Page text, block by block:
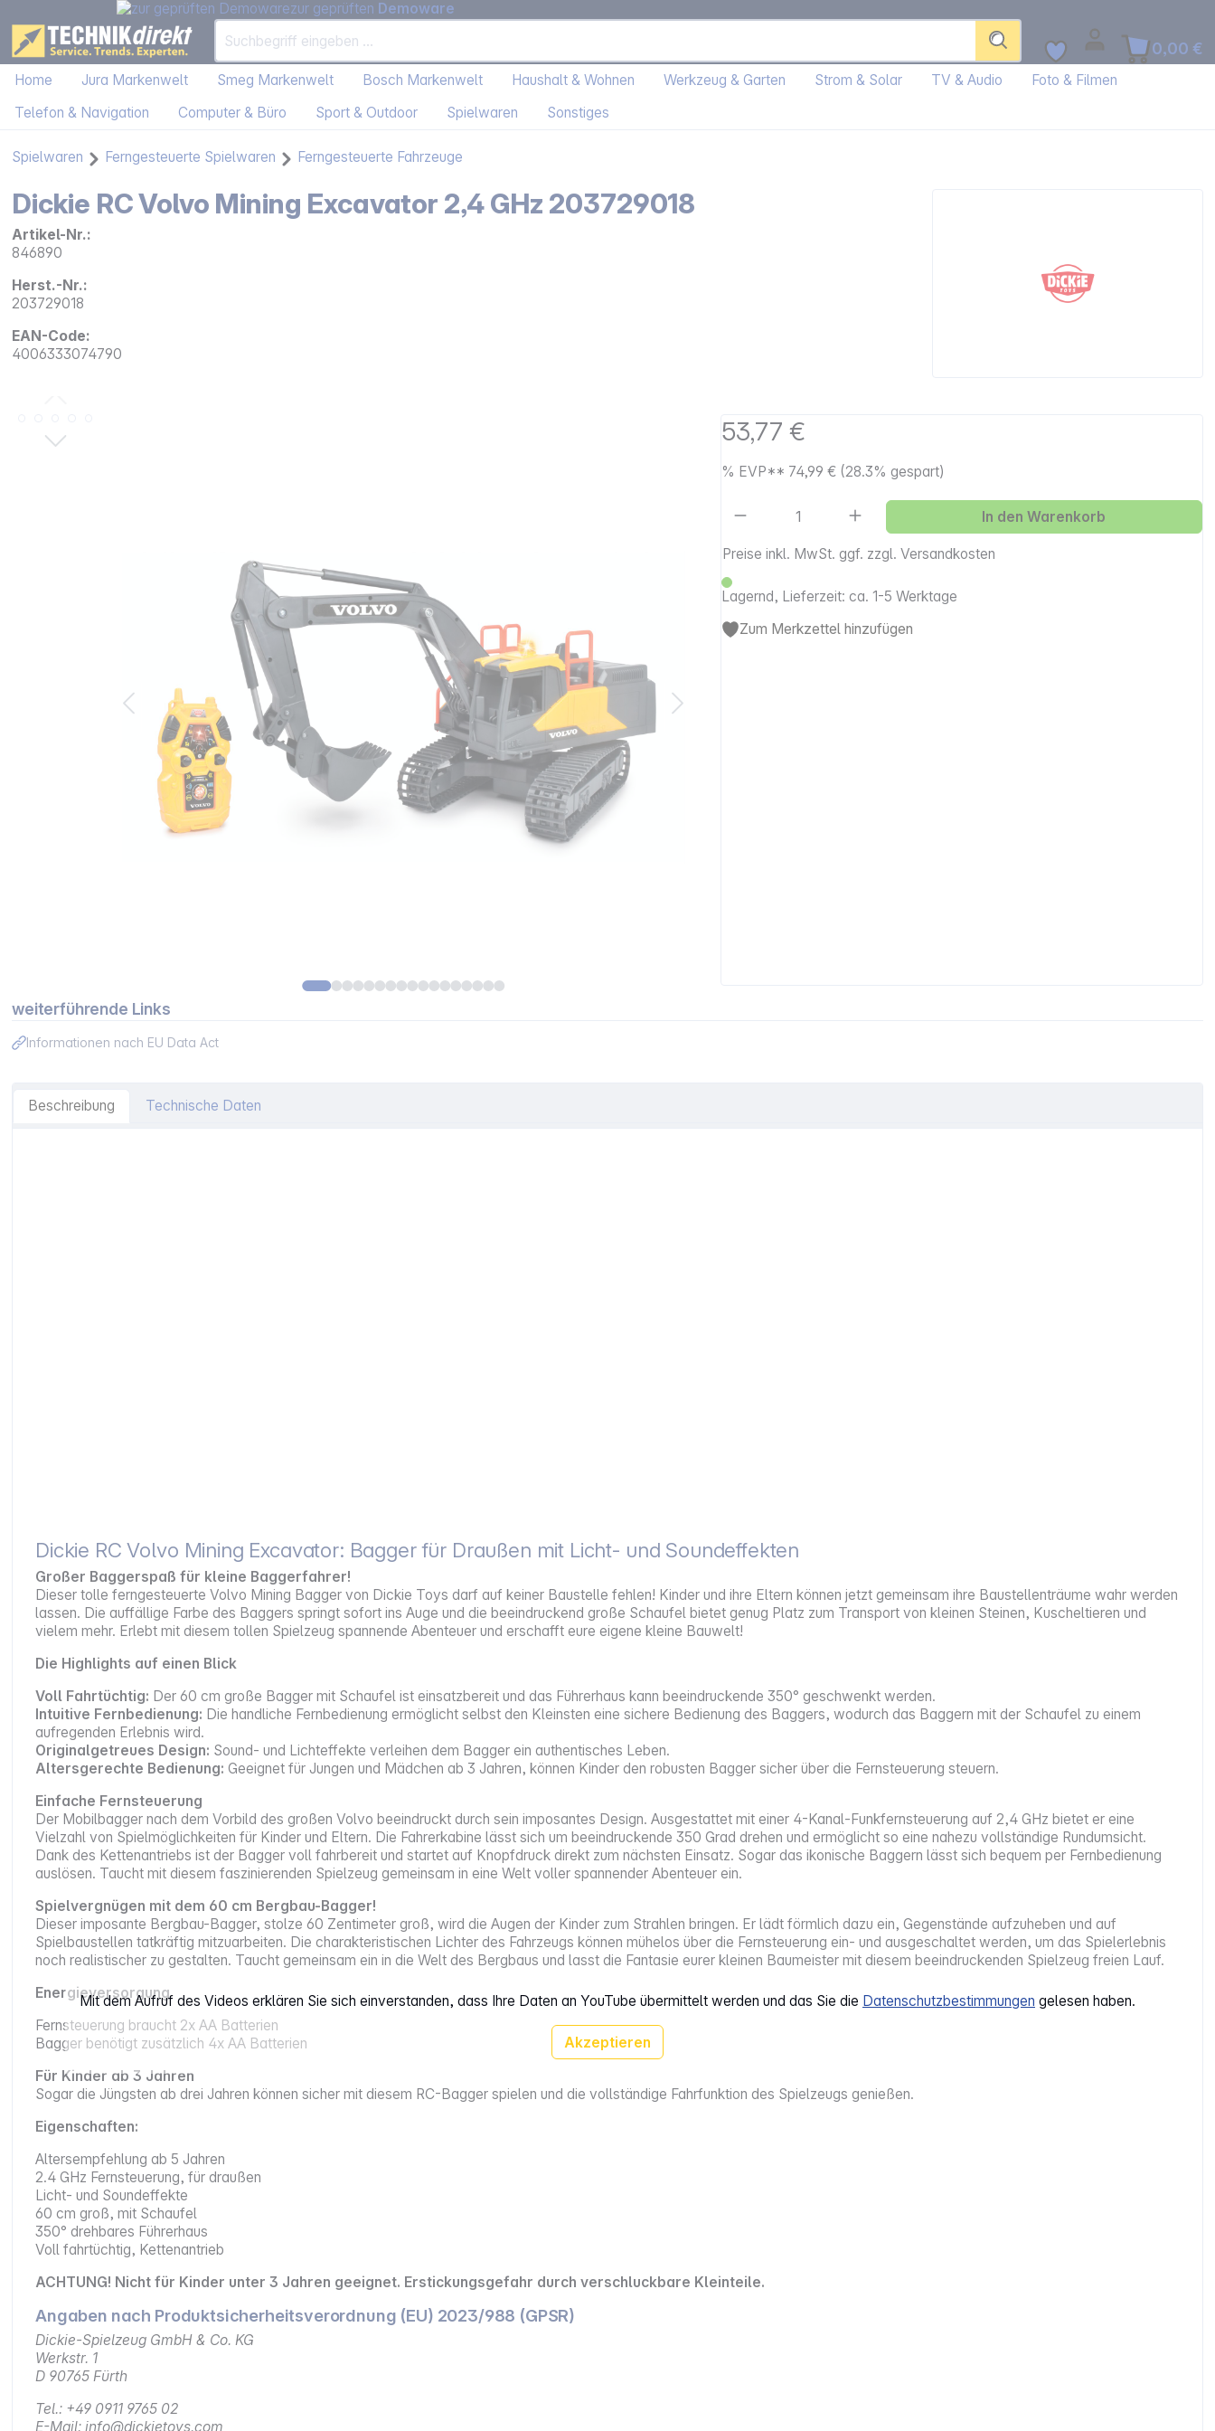
zur geprüften Demoware
0,00 €
Home Jura Markenwelt Smeg Markenwelt Bosch Markenwelt Haushalt & Wohnen Werkzeug & Garten Strom & Solar TV & Audio
Foto & Filmen
Telefon & Navigation
Computer & Büro Sport & Outdoor Spielwaren Sonstiges
Spielwaren Ferngesteuerte Spielwaren Ferngesteuerte Fahrzeuge
Dickie RC Volvo Mining Excavator 2,4 GHz 203729018
Artikel-Nr.:
846890
Herst.-Nr.:
203729018
EAN-Code:
4006333074790
53,77 €
% EVP** 74,99 € (28.3% gespart)
Preise inkl. MwSt. ggf. zzgl. Versandkosten
Lagernd, Lieferzeit: ca. 1-5 Werktage
Artikel Anzahl: Gib den gewünschten Wert ein
In den Warenkorb
Zum Merkzettel hinzufügen
weiterführende Links
Informationen nach EU Data Act
Beschreibung Technische Daten
Mit dem Aufruf des Videos erklären Sie sich einverstanden, dass Ihre Daten an YouTube übermittelt werden und das Sie die Datenschutzbestimmungen gelesen haben.
Akzeptieren
Dickie RC Volvo Mining Excavator: Bagger für Draußen mit Licht- und Soundeffekten
Großer Baggerspaß für kleine Baggerfahrer!
Dieser tolle ferngesteuerte Volvo Mining Bagger von Dickie Toys darf auf keiner Baustelle fehlen! Kinder und ihre Eltern können jetzt gemeinsam ihre Baustellenträume wahr werden
lassen. Die auffällige Farbe des Baggers springt sofort ins Auge und die beeindruckend große Schaufel bietet genug Platz zum Transport von kleinen Steinen, Kuscheltieren und
vielem mehr. Erlebt mit diesem tollen Spielzeug spannende Abenteuer und erschafft eure eigene kleine Bauwelt!
Die Highlights auf einen Blick
Voll Fahrtüchtig: Der 60 cm große Bagger mit Schaufel ist einsatzbereit und das Führerhaus kann beeindruckende 350° geschwenkt werden.
Intuitive Fernbedienung: Die handliche Fernbedienung ermöglicht selbst den Kleinsten eine sichere Bedienung des Baggers, wodurch das Baggern mit der Schaufel zu einem
aufregenden Erlebnis wird.
Originalgetreues Design: Sound- und Lichteffekte verleihen dem Bagger ein authentisches Leben.
Altersgerechte Bedienung: Geeignet für Jungen und Mädchen ab 3 Jahren, können Kinder den robusten Bagger sicher über die Fernsteuerung steuern.
Einfache Fernsteuerung
Der Mobilbagger nach dem Vorbild des großen Volvo beeindruckt durch sein imposantes Design. Ausgestattet mit einer 4-Kanal-Funkfernsteuerung auf 2,4 GHz bietet er eine
Vielzahl von Spielmöglichkeiten für Kinder und Eltern. Die Fahrerkabine lässt sich um beeindruckende 350 Grad drehen und ermöglicht so eine nahezu vollständige Rundumsicht.
Dank des Kettenantriebs ist der Bagger voll fahrbereit und startet auf Knopfdruck direkt zum nächsten Einsatz. Sogar das ikonische Baggern lässt sich bequem per Fernbedienung
auslösen. Taucht mit diesem faszinierenden Spielzeug gemeinsam in eine Welt voller spannender Abenteuer ein.
Spielvergnügen mit dem 60 cm Bergbau-Bagger!
Dieser imposante Bergbau-Bagger, stolze 60 Zentimeter groß, wird die Augen der Kinder zum Strahlen bringen. Er lädt förmlich dazu ein, Gegenstände aufzuheben und auf
Spielbaustellen tatkräftig mitzuarbeiten. Die charakteristischen Lichter des Fahrzeugs können mühelos über die Fernsteuerung ein- und ausgeschaltet werden, um das Spielerlebnis
noch realistischer zu gestalten. Taucht gemeinsam ein in die Welt des Bergbaus und lasst die Fantasie eurer kleinen Baumeister mit diesem beeindruckenden Spielzeug freien Lauf.
Energieversorgung
Fernsteuerung braucht 2x AA Batterien
Bagger benötigt zusätzlich 4x AA Batterien
Für Kinder ab 3 Jahren
Sogar die Jüngsten ab drei Jahren können sicher mit diesem RC-Bagger spielen und die vollständige Fahrfunktion des Spielzeugs genießen.
Eigenschaften:
Altersempfehlung ab 5 Jahren
2.4 GHz Fernsteuerung, für draußen
Licht- und Soundeffekte
60 cm groß, mit Schaufel
350° drehbares Führerhaus
Voll fahrtüchtig, Kettenantrieb
ACHTUNG! Nicht für Kinder unter 3 Jahren geeignet. Erstickungsgefahr durch verschluckbare Kleinteile.
Angaben nach Produktsicherheitsverordnung (EU) 2023/988 (GPSR)
Dickie-Spielzeug GmbH & Co. KG
Werkstr. 1
D 90765 Fürth
Tel.: +49 0911 9765 02
E-Mail: info@dickietoys.com